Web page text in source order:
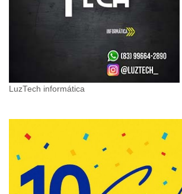
LuzTech informática